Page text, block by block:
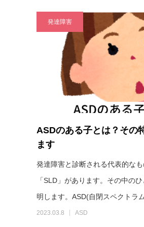
発達障害
ASDのある子とは？その
ます
発達障害と診断される代表的なも
「SLD」があります。その中の
明します。ASD(自閉スペクトラ
2023.03.8 ASD